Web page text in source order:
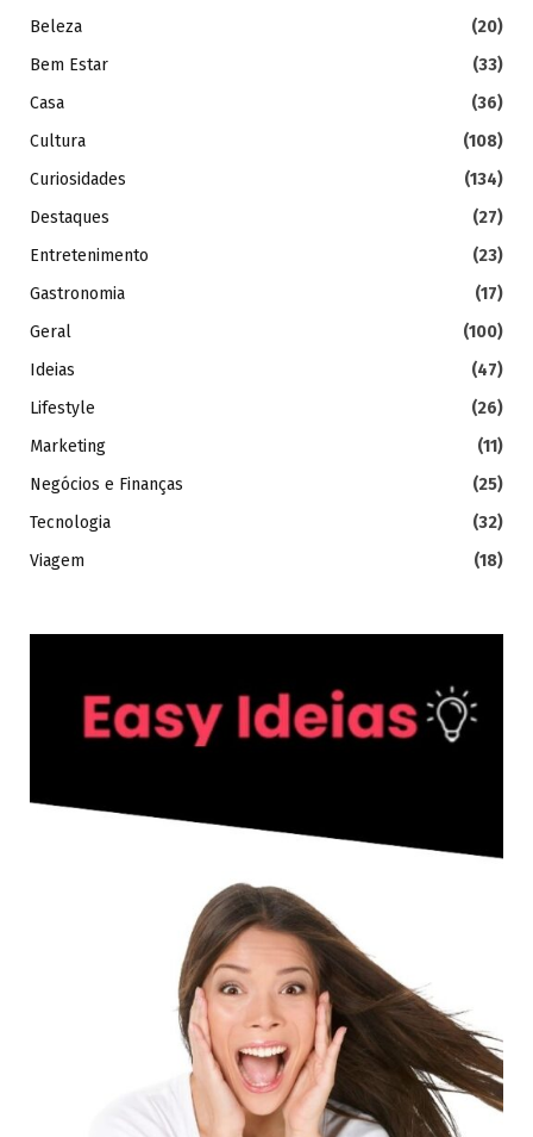
Beleza
(20)
Bem Estar
(33)
Casa
(36)
Cultura
(108)
Curiosidades
(134)
Destaques
(27)
Entretenimento
(23)
Gastronomia
(17)
Geral
(100)
Ideias
(47)
Lifestyle
(26)
Marketing
(11)
Negócios e Finanças
(25)
Tecnologia
(32)
Viagem
(18)